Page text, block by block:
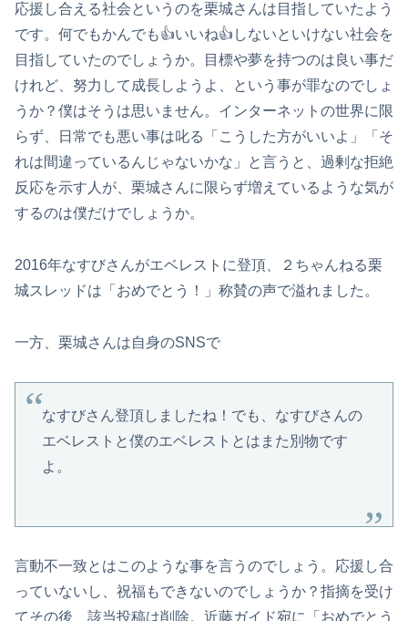
応援し合える社会というのを栗城さんは目指していたよう
です。何でもかんでも👍いいね👍しないといけない社会を
目指していたのでしょうか。目標や夢を持つのは良い事だ
けれど、努力して成長しようよ、という事が罪なのでしょ
うか？僕はそうは思いません。インターネットの世界に限
らず、日常でも悪い事は叱る「こうした方がいいよ」「そ
れは間違っているんじゃないかな」と言うと、過剰な拒絶
反応を示す人が、栗城さんに限らず増えているような気が
するのは僕だけでしょうか。
2016年なすびさんがエベレストに登頂、２ちゃんねる栗
城スレッドは「おめでとう！」称賛の声で溢れました。
一方、栗城さんは自身のSNSで
なすびさん登頂しましたね！でも、なすびさんの
エベレストと僕のエベレストとはまた別物です
よ。
言動不一致とはこのような事を言うのでしょう。応援し合
っていないし、祝福もできないのでしょうか？指摘を受け
てその後、該当投稿は削除。近藤ガイド宛に「おめでとう